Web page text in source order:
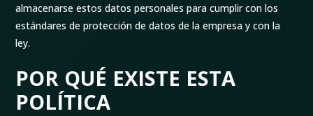
almacenarse estos datos personales para cumplir con los
estándares de protección de datos de la empresa y con la
ley.
POR QUÉ EXISTE ESTA
POLÍTICA